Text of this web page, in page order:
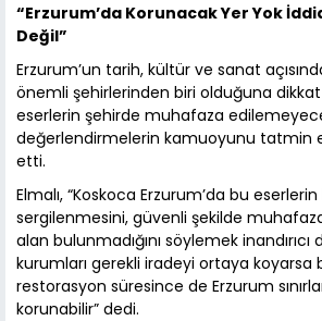
“Erzurum’da Korunacak Yer Yok
Değil”
Erzurum’un tarih, kültür ve sanat
önemli şehirlerinden biri olduğuna dikkat
eserlerin şehirde muhafaza
değerlendirmelerin kamuoyunu tatmin
etti.
Elmalı, “Koskoca Erzurum’da bu eserlerin
sergilenmesini, güvenli şekilde
alan bulunmadığını söylemek
kurumları gerekli iradeyi ortaya koyarsa
restorasyon süresince de Erzurum
korunabilir” dedi.